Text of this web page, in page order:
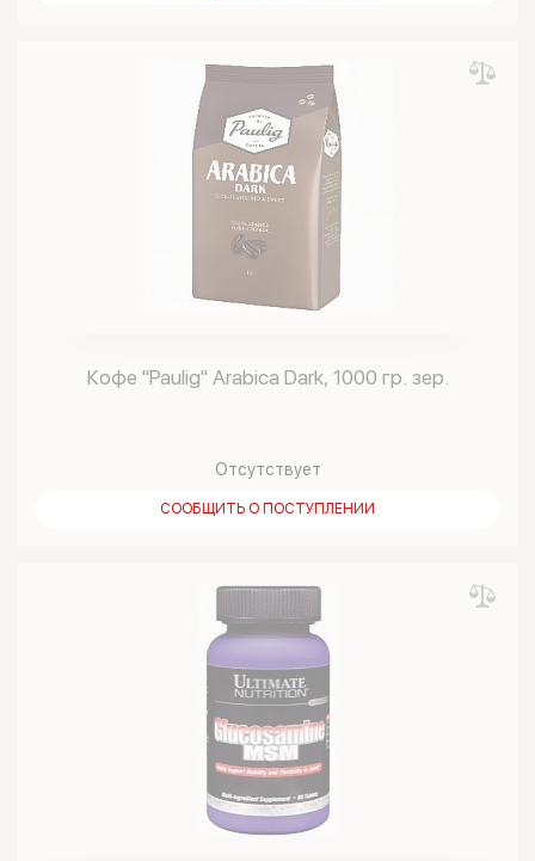
Кофе "Paulig" Arabica Dark, 1000 гр. зер.
Отсутствует
СООБЩИТЬ О ПОСТУПЛЕНИИ